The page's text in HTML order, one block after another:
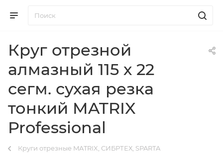
Круг отрезной
алмазный 115 х 22
сегм. сухая резка
тонкий MATRIX
Professional
Круги отрезные MATRIX, СИБРТЕХ, SPARTA